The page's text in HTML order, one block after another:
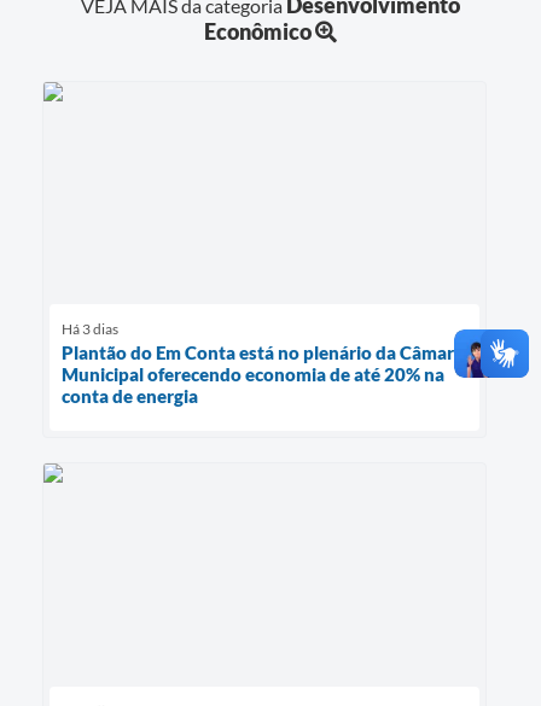
VEJA MAIS da categoria
Econômico
Há 3 dias
Plantão do Em Conta está no plenário da Câmara
Municipal oferecendo economia de até 20% na
conta de energia